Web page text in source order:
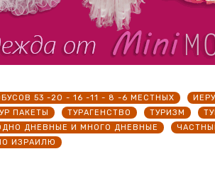
53 -20 - 16 -11 - 8 -6 МЕСТНЫХ
ПАКЕТЫ ТУРАГЕНСТВО ТУРИЗМ
ДНЕВНЫЕ И МНОГО ДНЕВНЫЕ
ИЗРАИЛЮ